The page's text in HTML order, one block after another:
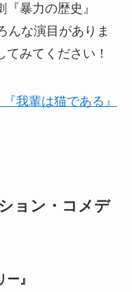
暴力の歴史』
んな演目がありま
みてください！
『我輩は猫である』
ョン・コメデ
』